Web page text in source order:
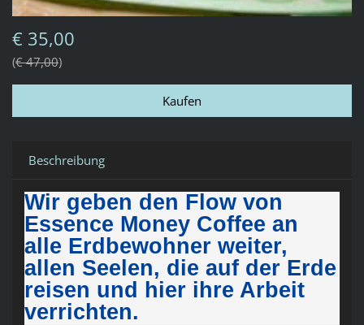
€ 35,00
€ 47,00
Beschreibung
Wir geben den Flow von
Essence Money Coffee an
alle Erdbewohner weiter,
allen Seelen, die auf der Erde
reisen und
hier ihre Arbeit
verrichten.